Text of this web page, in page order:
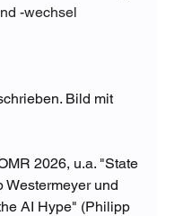
-wechsel
Bild mit
2026, u.a. "State
Westermeyer und
AI Hype" (Philipp